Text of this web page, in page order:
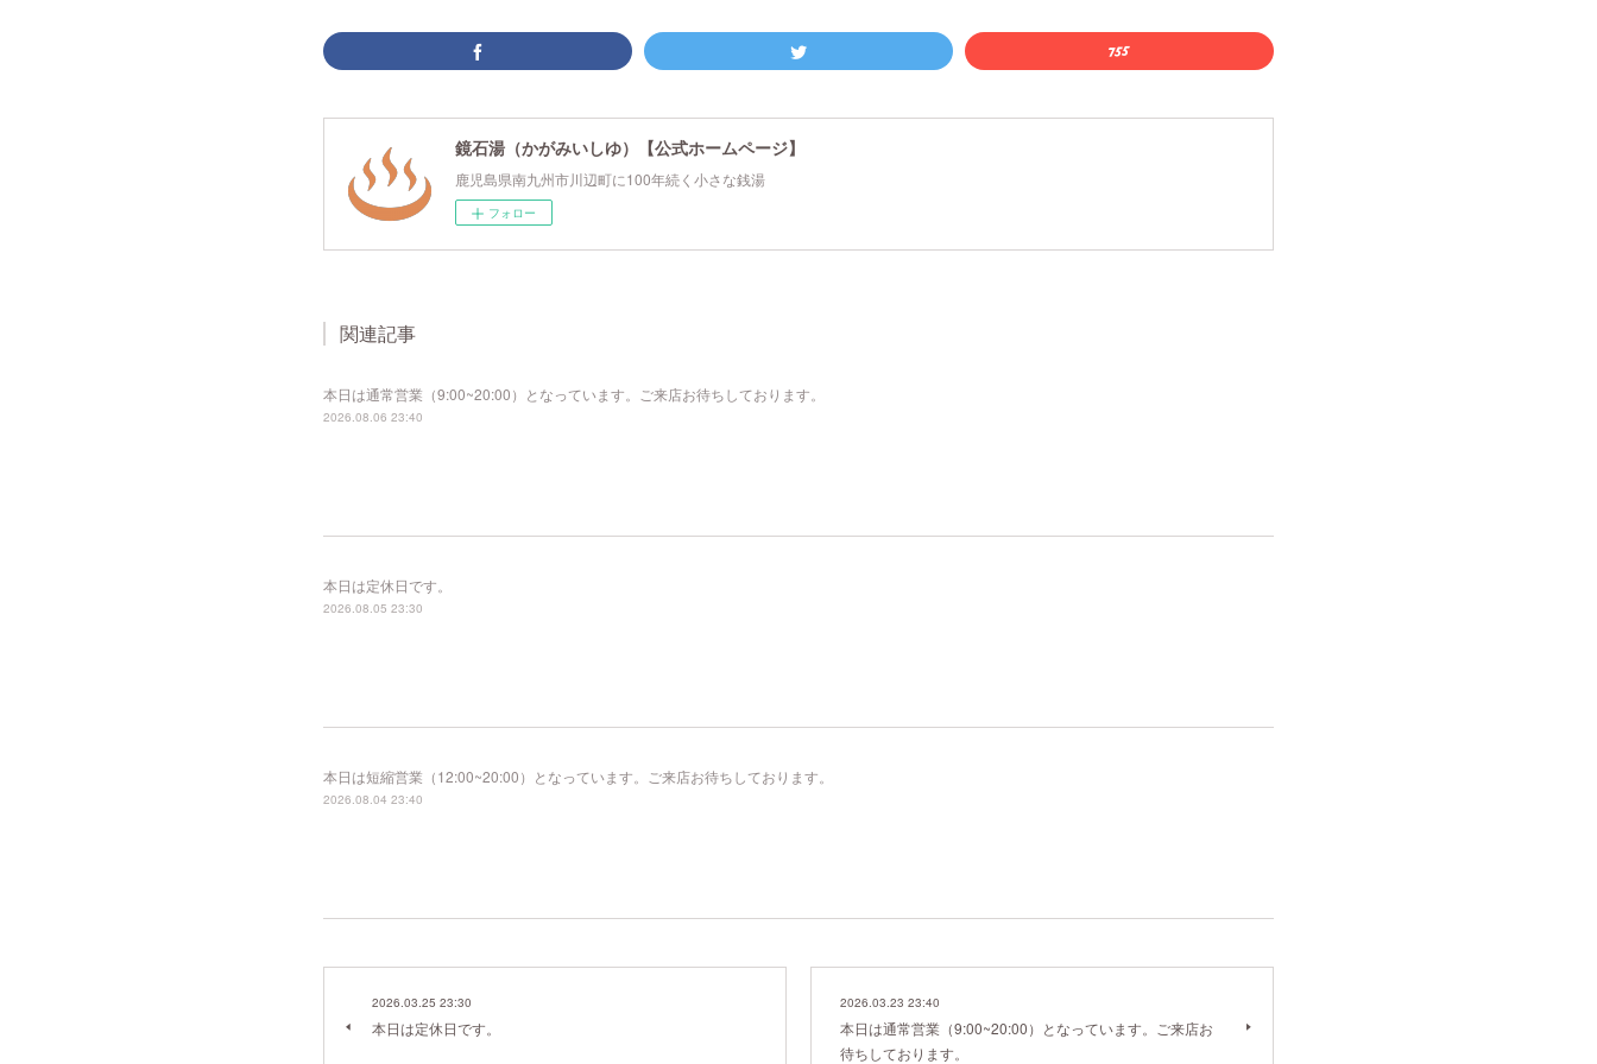
鏡石湯（かがみいしゆ）【公式ホームページ】
鹿児島県南九州市川辺町に100年続く小さな銭湯
フォロー
関連記事
本日は通常営業（9:00~20:00）となっています。ご来店お待ちしております。
2026.08.06 23:40
本日は定休日です。
2026.08.05 23:30
本日は短縮営業（12:00~20:00）となっています。ご来店お待ちしております。
2026.08.04 23:40
2026.03.25 23:30
本日は定休日です。
2026.03.23 23:40
本日は通常営業（9:00~20:00）となっています。ご来店お
待ちしております。